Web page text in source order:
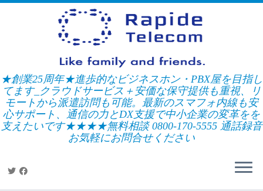
Skip
★創業25周年★進歩的なビジネスホン・PBX屋を目指し
てます_クラウドサービス＋安価な保守提供も重視、リ
モートから派遣訪問も可能。最新のスマフォ内線も安
心サポート、通信の力とDX支援で中小企業の変革をを
支えたいです★★★★無料相談 0800-170-5555 通話録音
お気軽にお問合せください